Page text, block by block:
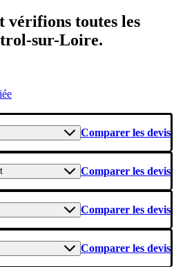
vérifions toutes les
sur-Loire.
Comparer les devis
Comparer les devis
Comparer les devis
Comparer les devis